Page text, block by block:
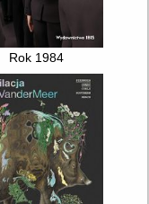
Rok 1984